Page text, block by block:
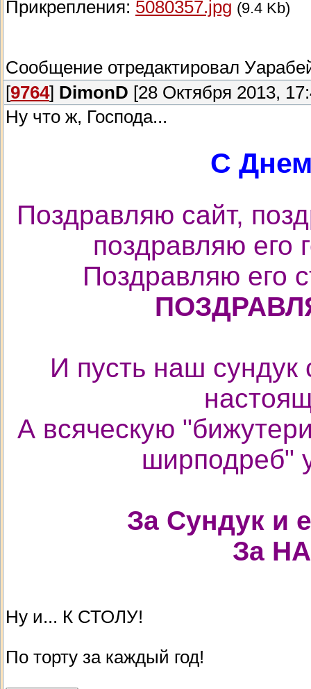
Прикрепления: 5080357.jpg (9.4 Kb)
Сообщение отредактировал
[9764] DimonD [28 Октября 2013,
Ну что ж, Господа...
С
Поздравляю сайт,
поздравляю его
Поздравляю его
И пусть наш сундук
А всяческую
ширподреб"
За Сундук
За
Ну и... К СТОЛУ!
По торту за каждый год!